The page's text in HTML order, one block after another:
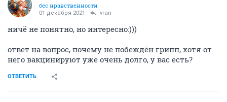
бес нравственности
01 декабря 2021 vran
ничё не понятно, но интересно:)))
ответ на вопрос, почему не побеждён грипп, хотя от
него вакцинируют уже очень долго, у вас есть?
ОТВЕТИТЬ